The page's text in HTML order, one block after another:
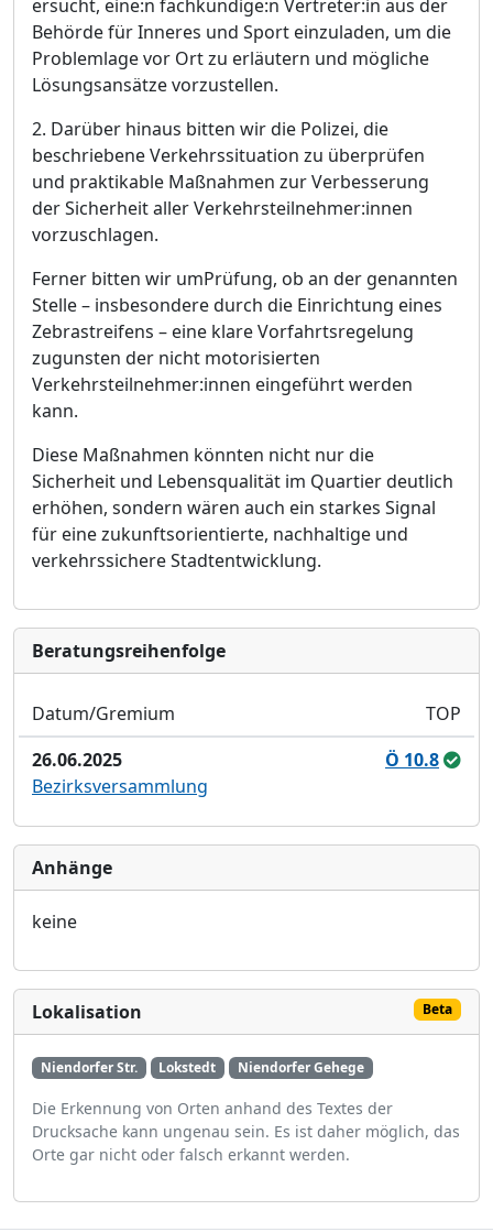
ersucht, eine:n fachkundige:n Vertreter:in aus der
Behörde für Inneres und Sport einzuladen, um die
Problemlage vor Ort zu erläutern und mögliche
Lösungsansätze vorzustellen.
2. Darüber hinaus bitten wir die Polizei, die
beschriebene Verkehrssituation zu überprüfen
und praktikable Maßnahmen zur Verbesserung
der Sicherheit aller Verkehrsteilnehmer:innen
vorzuschlagen.
Ferner bitten wir umPrüfung, ob an der genannten
Stelle– insbesondere durch die Einrichtung eines
Zebrastreifens – eine klare Vorfahrtsregelung
zugunsten der nicht motorisierten
Verkehrsteilnehmer:innen eingeführt werden
kann.
Diese Maßnahmen könnten nicht nur die
Sicherheit und Lebensqualität im Quartier deutlich
erhöhen, sondern wären auch ein starkes Signal
für eine zukunftsorientierte, nachhaltige und
verkehrssichere Stadtentwicklung.
Bera­tungs­reihen­folge
Datum/Gremium
TOP
26.06.2025
Ö 10.8
Bezirksversammlung
Anhänge
keine
Lokalisation Beta
Niendorfer Str. Lokstedt Niendorfer Gehege
Die Erkennung von Orten anhand des Textes der
Drucksache kann ungenau sein. Es ist daher möglich, das
Orte gar nicht oder falsch erkannt werden.